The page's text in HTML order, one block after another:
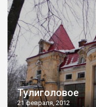
Тулиголовое
21 февраля, 2012